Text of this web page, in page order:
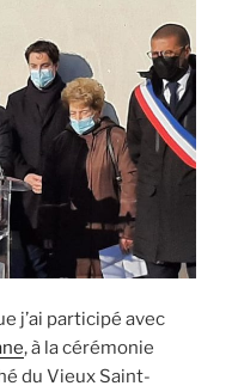
j’ai participé avec
, à la cérémonie
du Vieux Saint-